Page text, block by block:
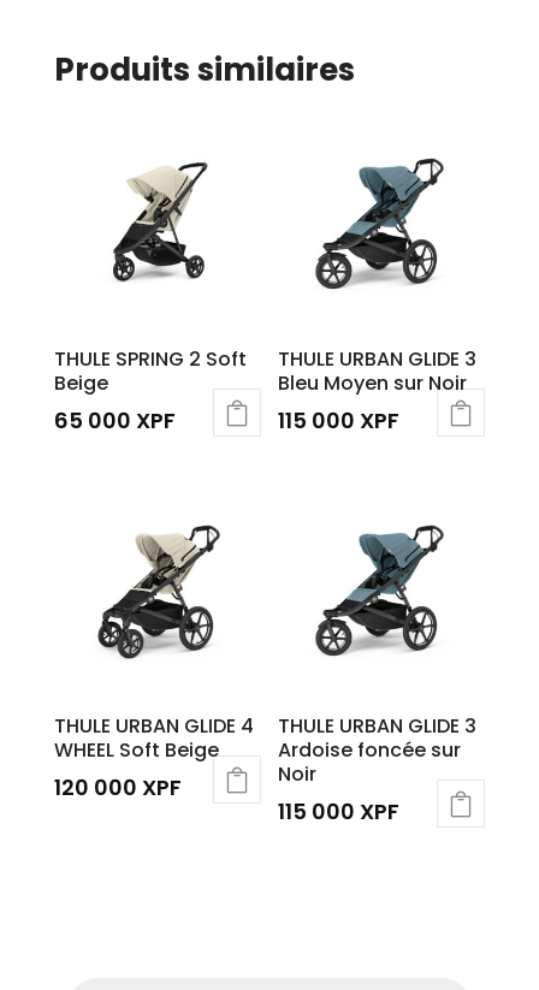
Produits similaires
THULE SPRING 2 Soft
Beige
65 000 XPF
THULE URBAN GLIDE 3
Bleu Moyen sur Noir
115 000 XPF
THULE URBAN GLIDE 4
WHEEL Soft Beige
120 000 XPF
THULE URBAN GLIDE 3
Ardoise foncée sur
Noir
115 000 XPF